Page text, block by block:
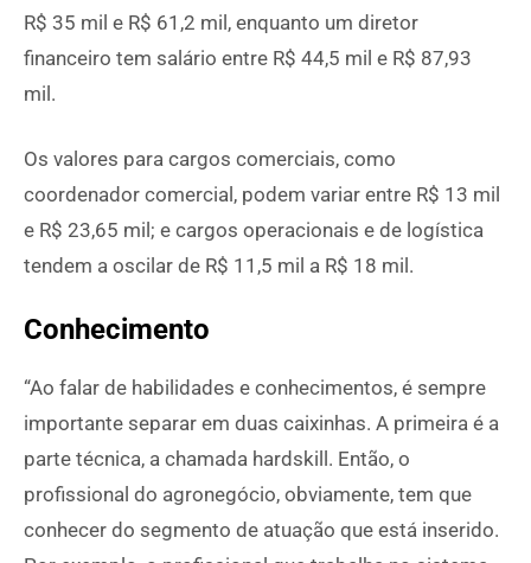
R$ 35 mil e R$ 61,2 mil, enquanto um diretor
financeiro tem salário entre R$ 44,5 mil e R$ 87,93
mil.
Os valores para cargos comerciais, como
coordenador comercial, podem variar entre R$ 13 mil
e R$ 23,65 mil; e cargos operacionais e de logística
tendem a oscilar de R$ 11,5 mil a R$ 18 mil.
Conhecimento
“Ao falar de habilidades e conhecimentos, é sempre
importante separar em duas caixinhas. A primeira é a
parte técnica, a chamada hardskill. Então, o
profissional do agronegócio, obviamente, tem que
conhecer do segmento de atuação que está inserido.